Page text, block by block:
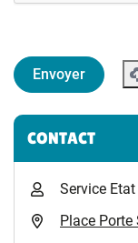
CONTACT
Service Etat
Place